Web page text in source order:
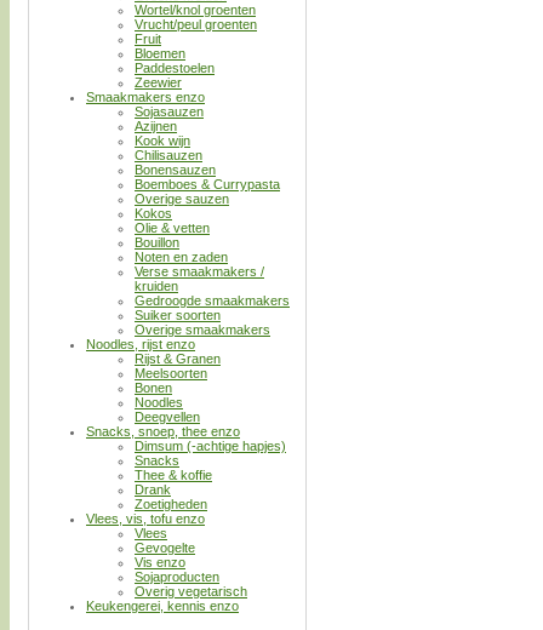
Wortel/knol groenten
Vrucht/peul groenten
Fruit
Bloemen
Paddestoelen
Zeewier
Smaakmakers enzo
Sojasauzen
Azijnen
Kook wijn
Chilisauzen
Bonensauzen
Boemboes & Currypasta
Overige sauzen
Kokos
Olie & vetten
Bouillon
Noten en zaden
Verse smaakmakers /
kruiden
Gedroogde smaakmakers
Suiker soorten
Overige smaakmakers
Noodles, rijst enzo
Rijst & Granen
Meelsoorten
Bonen
Noodles
Deegvellen
Snacks, snoep, thee enzo
Dimsum (-achtige hapjes)
Snacks
Thee & koffie
Drank
Zoetigheden
Vlees, vis, tofu enzo
Vlees
Gevogelte
Vis enzo
Sojaproducten
Overig vegetarisch
Keukengerei, kennis enzo